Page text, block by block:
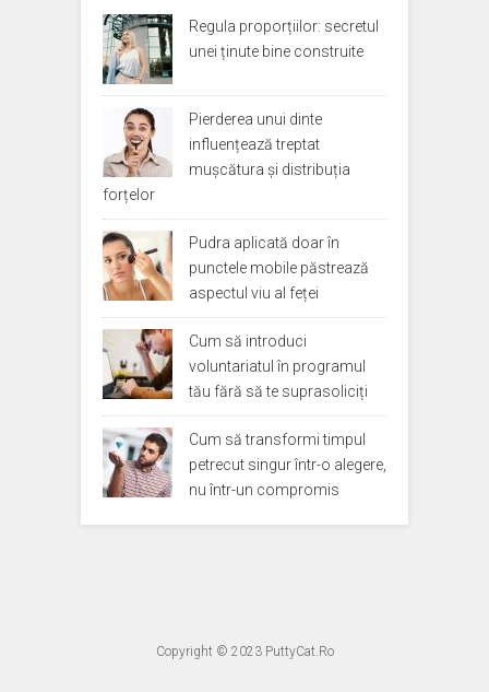
Regula proporțiilor: secretul
unei ținute bine construite
Pierderea unui dinte
influențează treptat
mușcătura și distribuția
forțelor
Pudra aplicată doar în
punctele mobile păstrează
aspectul viu al feței
Cum să introduci
voluntariatul în programul
tău fără să te suprasoliciți
Cum să transformi timpul
petrecut singur într-o alegere,
nu într-un compromis
Copyright © 2023 PuttyCat.Ro